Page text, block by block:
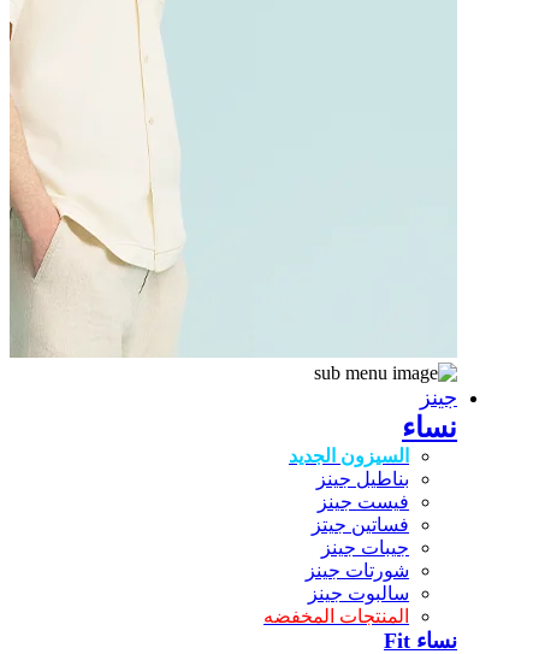
جينز
نساء
السيزون الجديد
بناطيل جينز
فيست جينز
فساتين جيتز
جيبات جينز
شورتات جينز
سالبوت جينز
المنتجات المخفضه
نساء Fit